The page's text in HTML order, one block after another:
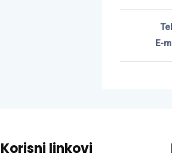
E-
Korisni linkovi